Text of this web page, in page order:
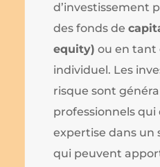
d’investissement
des fonds de
equity) ou en tant
individuel. Les
risque sont
professionnels qui
expertise dans un
qui peuvent